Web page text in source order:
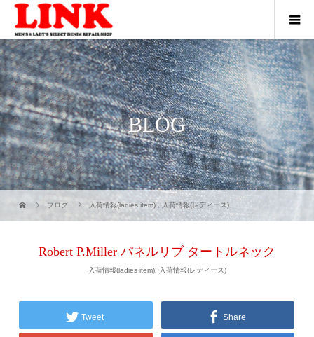
BLOG
ブログ 入荷情報(ladies item) ,入荷情報(レディース)
Robert P.Miller パネルリブ タートルネック
入荷情報(ladies item), 入荷情報(レディース)
Tweet Share